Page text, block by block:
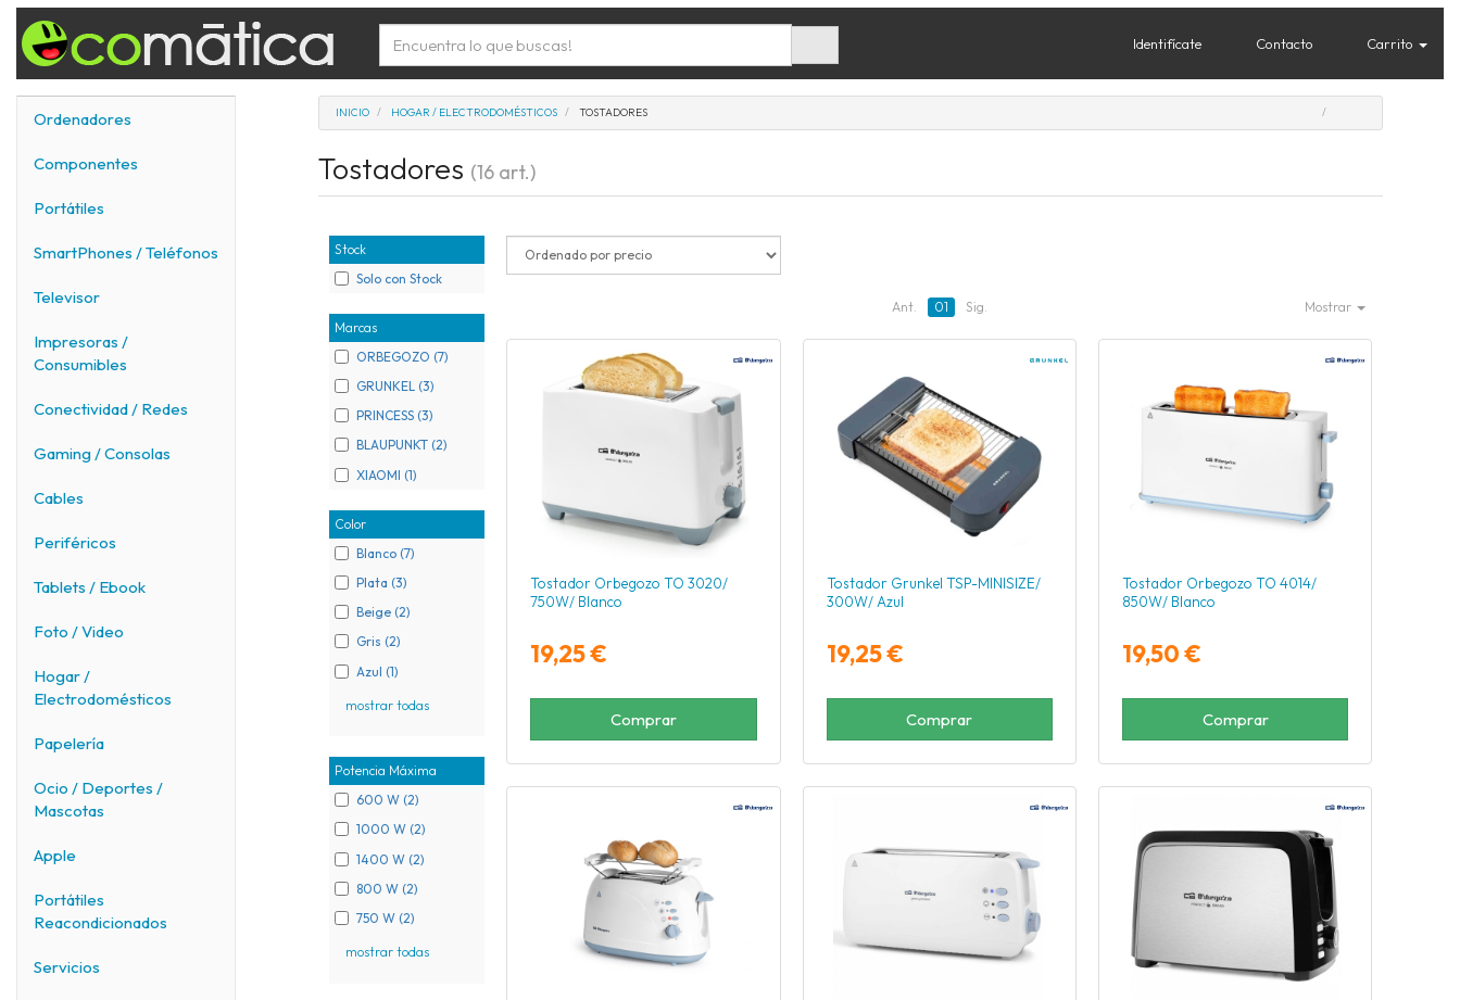
Identifícate Contacto Carrito
Ordenadores
Componentes
Portátiles
SmartPhones / Teléfonos
Televisor
Impresoras /
Consumibles
Conectividad / Redes
Gaming / Consolas
Cables
Periféricos
Tablets / Ebook
Foto / Video
Hogar /
Electrodomésticos
Papelería
Ocio / Deportes /
Mascotas
Apple
Portátiles
Reacondicionados
Servicios
INICIO HOGAR / ELECTRODOMÉSTICOS TOSTADORES
Tostadores (16 art.)
Stock
Solo con Stock
Marcas
ORBEGOZO (7)
GRUNKEL (3)
PRINCESS (3)
BLAUPUNKT (2)
XIAOMI (1)
Color
Blanco (7)
Plata (3)
Beige (2)
Gris (2)
Azul (1)
mostrar todas
Potencia Máxima
600 W (2)
1000 W (2)
1400 W (2)
800 W (2)
750 W (2)
mostrar todas
Ant. 01 Sig. Mostrar
Tostador Orbegozo TO 3020/
750W/ Blanco
19,25 €
Comprar
Tostador Grunkel TSP-MINISIZE/
300W/ Azul
19,25 €
Comprar
Tostador Orbegozo TO 4014/
850W/ Blanco
19,50 €
Comprar